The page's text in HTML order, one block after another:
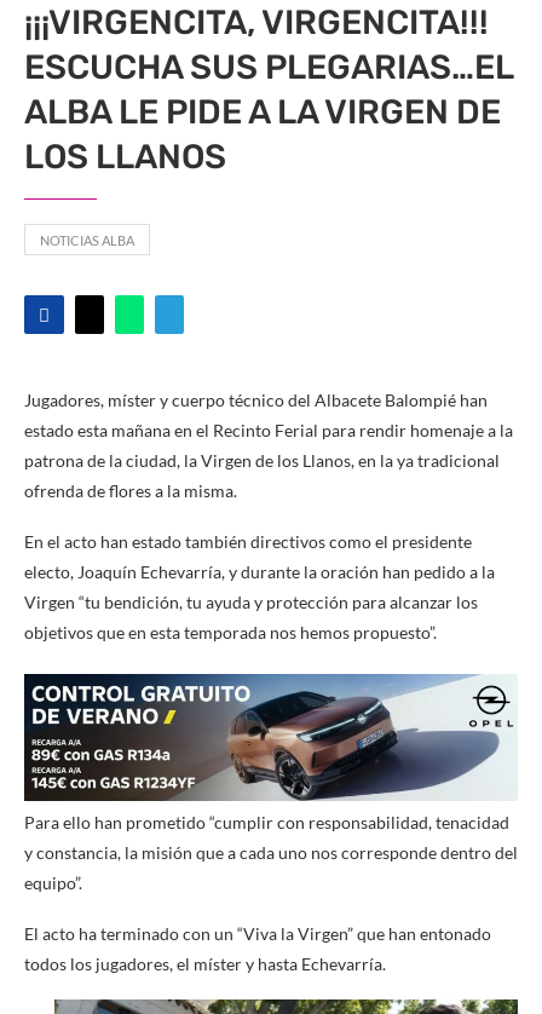
¡¡¡VIRGENCITA, VIRGENCITA!!!
ESCUCHA SUS PLEGARIAS…EL
ALBA LE PIDE A LA VIRGEN DE
LOS LLANOS
NOTICIAS ALBA
Jugadores, míster y cuerpo técnico del Albacete Balompié han
estado esta mañana en el Recinto Ferial para rendir homenaje a la
patrona de la ciudad, la Virgen de los Llanos, en la ya tradicional
ofrenda de flores a la misma.
En el acto han estado también directivos como el presidente
electo, Joaquín Echevarría, y durante la oración han pedido a la
Virgen “tu bendición, tu ayuda y protección para alcanzar los
objetivos que en esta temporada nos hemos propuesto”.
Para ello han prometido “cumplir con responsabilidad, tenacidad
y constancia, la misión que a cada uno nos corresponde dentro del
equipo”.
El acto ha terminado con un “Viva la Virgen” que han entonado
todos los jugadores, el míster y hasta Echevarría.